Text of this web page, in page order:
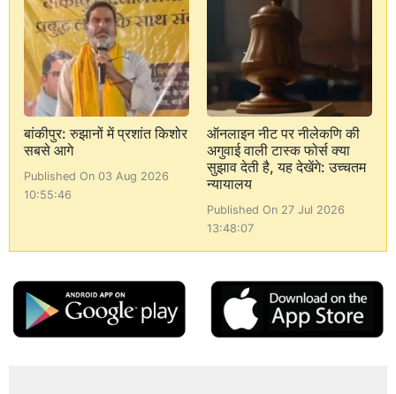
बांकीपुर: रुझानों में प्रशांत किशोर
सबसे आगे
Published On 03 Aug 2026
10:55:46
ऑनलाइन नीट पर नीलेकणि की
अगुवाई वाली टास्क फोर्स क्या
सुझाव देती है, यह देखेंगे: उच्चतम
न्यायालय
Published On 27 Jul 2026
13:48:07